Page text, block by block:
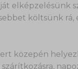
elképzelésünk
költsünk rá,
közepén